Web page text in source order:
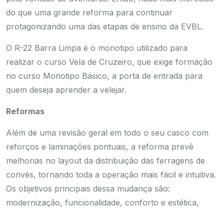
do que uma grande reforma para continuar
protagonizando uma das etapas de ensino da EVBL.
O R-22 Barra Limpa é o monotipo utilizado para
realizar o curso Vela de Cruzeiro, que exige formação
no curso Monotipo Básico, a porta de entrada para
quem deseja aprender a velejar.
Reformas
Além de uma revisão geral em todo o seu casco com
reforços e laminações pontuais, a reforma prevê
melhorias no layout da distribuição das ferragens de
convés, tornando toda a operação mais fácil e intuitiva.
Os objetivos principais dessa mudança são:
modernização, funcionalidade, conforto e estética,